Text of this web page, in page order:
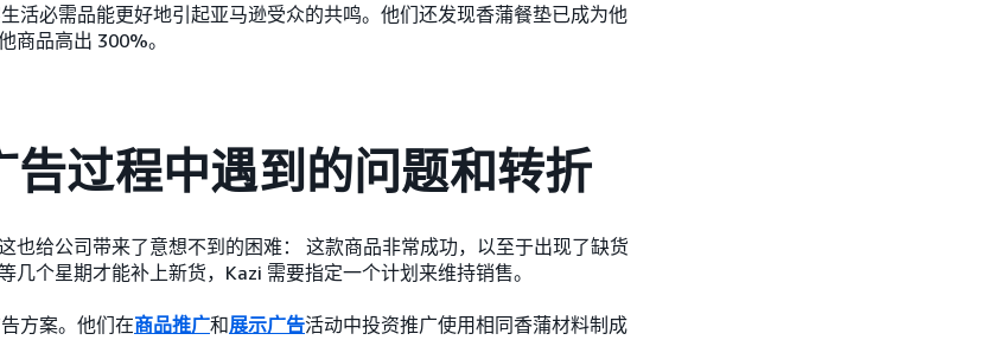
活必需品能更好地引起亚马逊受众的共鸣。他们还发现香蒲餐垫已成为他
商品高出 300%。
告过程中遇到的问题和转折
也给公司带来了意想不到的困难： 这款商品非常成功，以至于出现了缺货
几个星期才能补上新货，Kazi 需要指定一个计划来维持销售。
方案。他们在商品推广和展示广告活动中投资推广使用相同香蒲材料制成